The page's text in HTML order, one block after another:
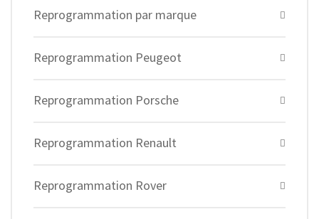
Reprogrammation par marque
Reprogrammation Peugeot
Reprogrammation Porsche
Reprogrammation Renault
Reprogrammation Rover